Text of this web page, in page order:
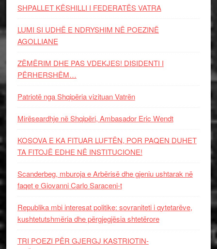
SHPALLET KËSHILLI I FEDERATËS VATRA
LUMI SI UDHË E NDRYSHIM NË POEZINË
AGOLLIANE
ZËMËRIM DHE PAS VDEKJES! DISIDENTI I
PËRHERSHËM…
Patriotë nga Shqipëria vizituan Vatrën
Mirëseardhje në Shqipëri, Ambasador Eric Wendt
KOSOVA E KA FITUAR LUFTËN, POR PAQEN DUHET
TA FITOJË EDHE NË INSTITUCIONE!
Scanderbeg, mburoja e Arbërisë dhe gjeniu ushtarak në
faqet e Giovanni Carlo Saraceni-t
Republika mbi interesat politike: sovraniteti i qytetarëve,
kushtetutshmëria dhe përgjegjësia shtetërore
TRI POEZI PËR GJERGJ KASTRIOTIN-